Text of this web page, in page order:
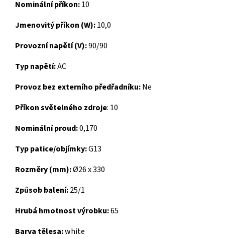
Nominální příkon:10
Jmenovitý příkon (W):10,0
Provozní napětí (V):90/90
Typ napětí:AC
Provoz bez externího předřadníku:Ne
Příkon světelného zdroje: 10
Nominální proud:0,170
Typ patice/objímky:G13
Rozměry (mm):Ø26 x 330
Způsob balení:25/1
Hrubá hmotnost výrobku:65
Barva tělesa:white